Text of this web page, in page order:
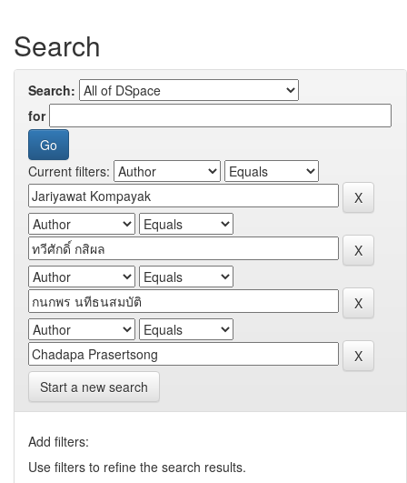
Search
Search:
for
Current filters:
Start a new search
Add filters:
Use filters to refine the search results.